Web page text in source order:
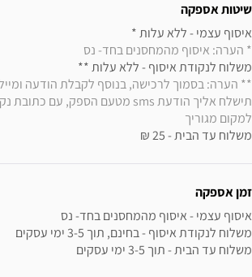
שיטות אספקה
איסוף עצמי - ללא עלות *
* הערה: איסוף מהמחסנים בחד- נס
משלוח לנקודת איסוף - ללא עלות **
למקום מגוריך
משלוח עד הבית - 25 ₪
זמן אספקה
משלוח עד הבית - תוך 3-5 ימי עסקים